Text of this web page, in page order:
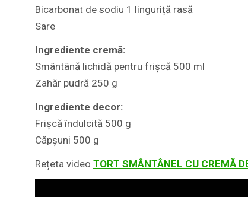
Bicarbonat de sodiu 1 linguriță rasă
Sare
Ingrediente cremă:
Smântână lichidă pentru frișcă 500 ml
Zahăr pudră 250 g
Ingrediente decor:
Frișcă îndulcită 500 g
Căpșuni 500 g
Rețeta video TORT SMÂNTÂNEL CU CREMĂ